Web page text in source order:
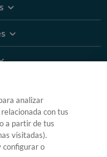
de OCU
analizar
con tus
a partir de tus
visitadas).
configurar o